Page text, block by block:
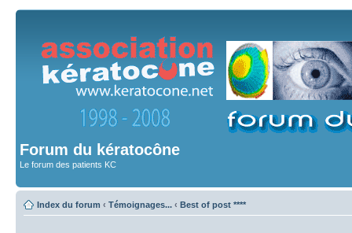
Forum du kératocône
Le forum des patients KC
Index du forum ‹ Témoignages... ‹ Best of post ****